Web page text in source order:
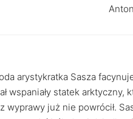
arystykratka Sasza
wspaniały statek arktyczny,
wyprawy już nie powrócił.